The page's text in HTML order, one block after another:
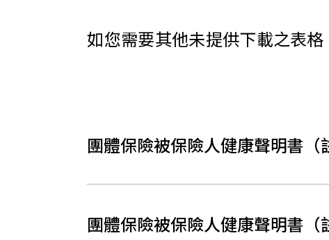
如您需要其他未提供下載之表
團體保險被保險人健康聲明書（
團體保險被保險人健康聲明書（